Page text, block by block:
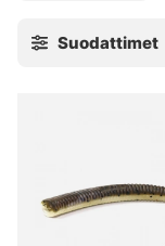
Suodattimet